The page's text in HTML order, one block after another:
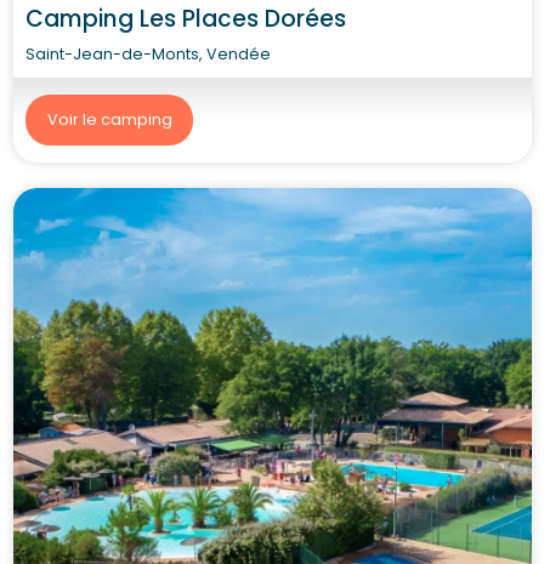
Camping Les Places Dorées
Saint-Jean-de-Monts, Vendée
Voir le camping